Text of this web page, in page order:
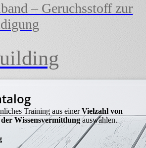
– Geruchsstoff zur
Training aus einerVielzahl von
Wissensvermittlungauswählen.